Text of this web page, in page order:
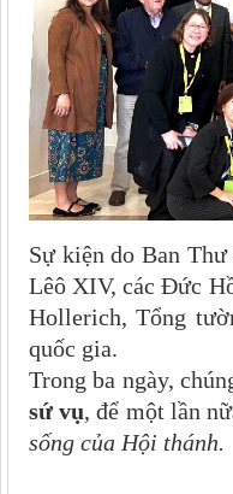
Sự kiện do Ban
Lêô XIV, các Đức
Hollerich, Tổng
quốc gia.
Trong ba ngày,
sứ vụ, để một lần
sống của Hội thánh.